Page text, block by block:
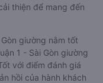
thiện để mang đến
giường nằm tốt
1 - Sài Gòn giường
với điểm đánh giá
hồi của hành khách